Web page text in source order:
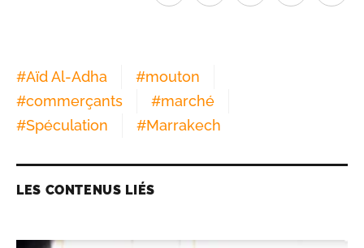
#Aïd Al-Adha #mouton
#commerçants #marché
#Spéculation #Marrakech
LES CONTENUS LIÉS